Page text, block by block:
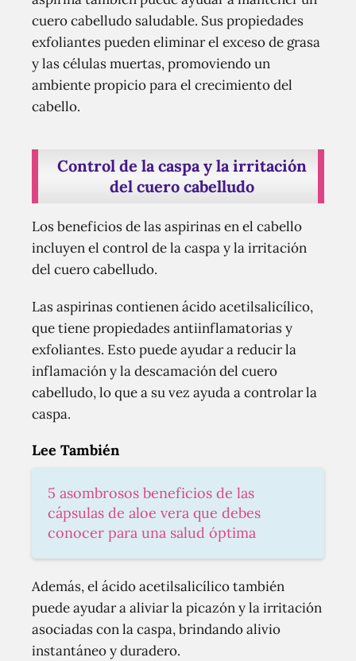
cuero cabelludo saludable. Sus propiedades
exfoliantes pueden eliminar el exceso de grasa
y las células muertas, promoviendo un
ambiente propicio para el crecimiento del
cabello.
Control de la caspa y la irritación
del cuero cabelludo
Los beneficios de las aspirinas en el cabello
incluyen el control de la caspa y la irritación
del cuero cabelludo.
Las aspirinas contienen ácido acetilsalicílico,
que tiene propiedades antiinflamatorias y
exfoliantes. Esto puede ayudar a reducir la
inflamación y la descamación del cuero
cabelludo, lo que a su vez ayuda a controlar la
caspa.
Lee También
5 asombrosos beneficios de las
cápsulas de aloe vera que debes
conocer para una salud óptima
Además, el ácido acetilsalicílico también
puede ayudar a aliviar la picazón y la irritación
asociadas con la caspa, brindando alivio
instantáneo y duradero.